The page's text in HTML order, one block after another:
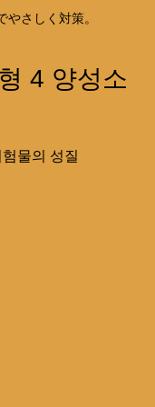
さしく対策。
4 양성소
험물의 성질